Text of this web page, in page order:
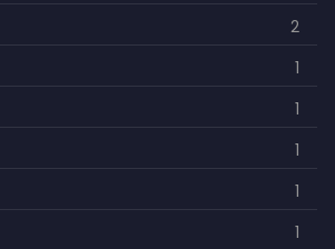
3
109
609
15
1
608
2
1
1
1
1
1